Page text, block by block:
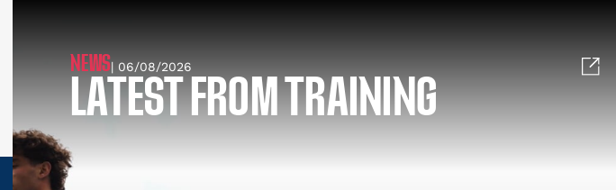
NEWS
NEWS| 06/08/2026
LATEST FROM TRAINING